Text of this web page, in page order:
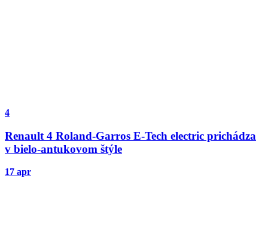
4
Renault 4 Roland-Garros E-Tech electric prichádza
v bielo-antukovom štýle
17 apr